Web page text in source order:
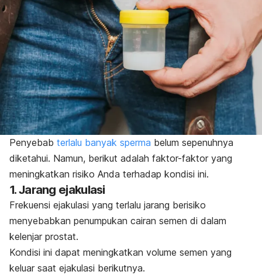
Penyebab terlalu banyak sperma belum sepenuhnya
diketahui. Namun, berikut adalah faktor-faktor yang
meningkatkan risiko Anda terhadap kondisi ini.
1. Jarang ejakulasi
Frekuensi ejakulasi yang terlalu jarang berisiko
menyebabkan penumpukan cairan semen di dalam
kelenjar prostat.
Kondisi ini dapat meningkatkan volume semen yang
keluar saat ejakulasi berikutnya.